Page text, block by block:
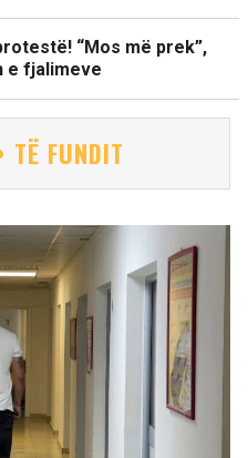
“Mos më prek”,
e fjalimeve
TË FUNDIT